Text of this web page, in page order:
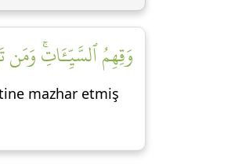
وَقِهِمُ ٱلسَّيِّـَٔاتِۚ وَمَن
mazhar etmiş